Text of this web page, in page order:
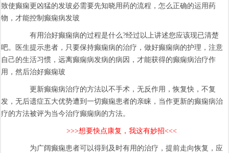
致使癫痫更凶猛的发玻必需要先知晓用药的流程，怎么正确的运用药
物，才能控制癫痫病发玻
有用治好癫痫病的过程是什么?经过以上讲述您应该现已清楚
吧。医生提示患者，只要保持癫痫病的治疗，做好癫痫病的护理，注意
自己的生活习惯，远离癫痫病发病的病因，才能获得的癫痫病治疗作
用，然后治好癫痫玻
更新癫痫病治疗的方法以不手术，无反作用，恢复快，不复
发，无后遗症五大优势遭到一切癫痫患者的亲睐，当作更新的癫痫病治
疗的方法被评为当今治疗癫痫病的方法。
>>>想要快点康复，我这有妙招<<<
为广阔癫痫患者可以得到及时有用的治疗，提前走向恢复，应